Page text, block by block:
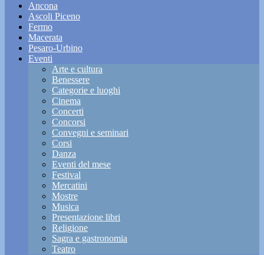
Ancona
Ascoli Piceno
Fermo
Macerata
Pesaro-Urbino
Eventi
Arte e cultura
Benessere
Categorie e luoghi
Cinema
Concerti
Concorsi
Convegni e seminari
Corsi
Danza
Eventi del mese
Festival
Mercatini
Mostre
Musica
Presentazione libri
Religione
Sagra e gastronomia
Teatro